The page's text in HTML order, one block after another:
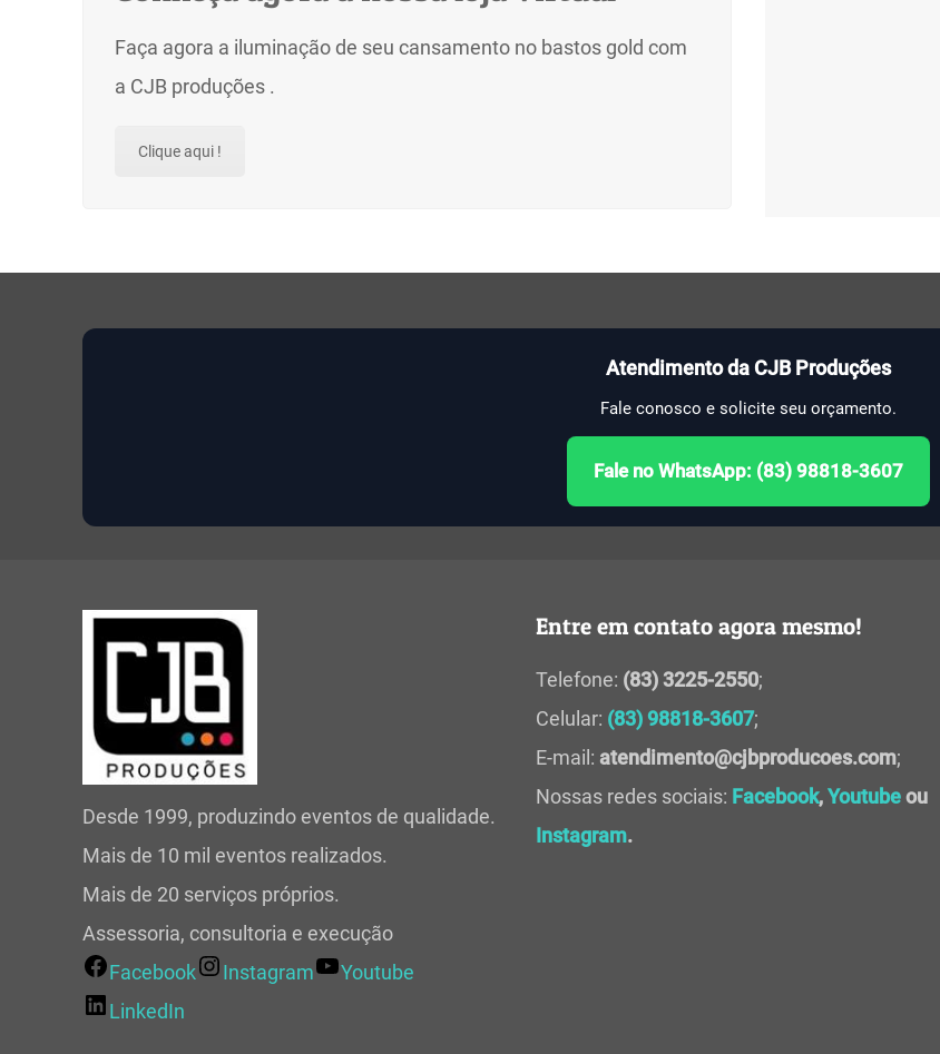
Faça agora a iluminação de seu cansamento no bastos gold com
a CJB produções .
Clique aqui !
Atendimento da CJB Produções
Fale conosco e solicite seu orçamento.
Fale no WhatsApp: (83) 98818-3607
Desde 1999, produzindo eventos de qualidade.
Mais de 10 mil eventos realizados.
Mais de 20 serviços próprios.
Assessoria, consultoria e execução
Facebook
Instagram
Youtube
LinkedIn
Entre em contato agora mesmo!
Telefone: (83) 3225-2550;
Celular: (83) 98818-3607;
E-mail: atendimento@cjbproducoes.com;
Nossas redes sociais: Facebook,Youtubeou
Instagram.